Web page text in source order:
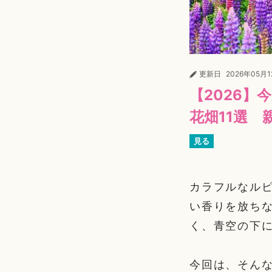
更新日 2026年05月
【2026】
花畑11選
見る
カラフルなル
い香りを放ち
く、青空の下
今回は、そん